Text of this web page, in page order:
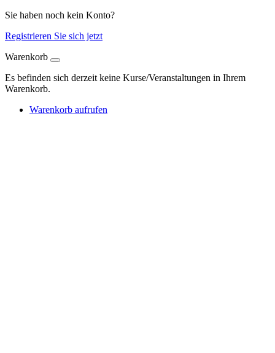
Sie haben noch kein Konto?
Registrieren Sie sich jetzt
Warenkorb
Es befinden sich derzeit keine Kurse/Veranstaltungen in Ihrem
Warenkorb.
Warenkorb aufrufen